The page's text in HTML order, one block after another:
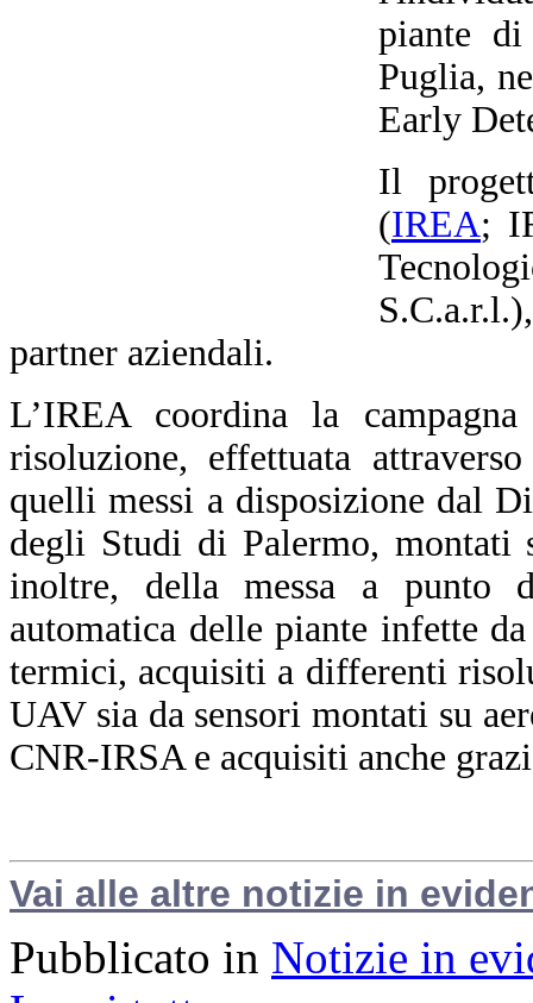
piante
Puglia,
Early
Il
(IREA;
partner aziendali.
L’IREA coordina la
risoluzione, effettuata
quelli messi a disposizione dal
degli Studi di Palermo, montati
inoltre, della messa a punto
automatica delle piante infette
termici, acquisiti a differenti
UAV sia da sensori montati su
CNR-IRSA e acquisiti anche
Vai alle altre notizie in
Pubblicato in Notizie in